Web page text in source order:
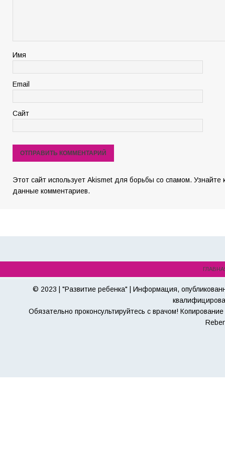
Имя
Email
Сайт
Этот сайт использует Akismet для борьбы со спамом.
данные комментариев.
© 2023 | "Развитие ребенка" | Информация,
Обязательно проконсультируйтесь с врачом!